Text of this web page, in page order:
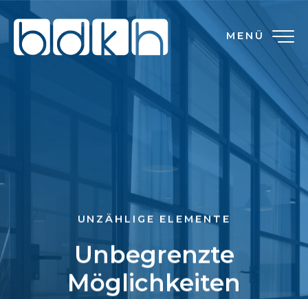
MENÜ
UNZÄHLIGE ELEMENTE
Unbegrenzte
Möglichkeiten